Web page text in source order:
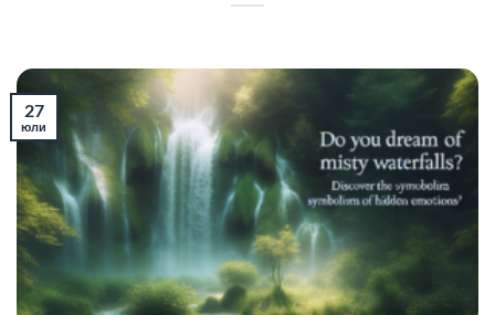
27
юли